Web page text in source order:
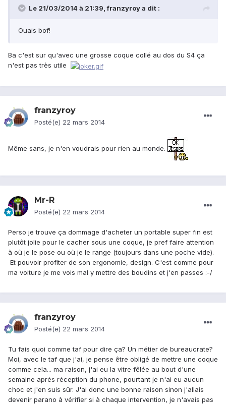
Le 21/03/2014 à 21:39, franzyroy a dit :
Ouais bof!
Ba c'est sur qu'avec une grosse coque collé au dos du S4 ça
n'est pas très utile
franzyroy
Posté(e) 22 mars 2014
Même sans, je n'en voudrais pour rien au monde.
Mr-R
Posté(e) 22 mars 2014
Perso je trouve ça dommage d'acheter un portable super fin est
plutôt jolie pour le cacher sous une coque, je pref faire attention
à où je le pose ou où je le range (toujours dans une poche vide).
Et pouvoir profiter de son ergonomie, design. C'est comme pour
ma voiture je me vois mal y mettre des boudins et j'en passes :-/
franzyroy
Posté(e) 22 mars 2014
Tu fais quoi comme taf pour dire ça? Un métier de bureaucrate?
Moi, avec le taf que j'ai, je pense être obligé de mettre une coque
comme cela... ma raison, j'ai eu la vitre fêlée au bout d'une
semaine après réception du phone, pourtant je n'ai eu aucun
choc et j'en suis sûr. J'ai donc une bonne raison sinon j'allais
devenir parano à vérifier si à chaque intervention, je n'avais pas